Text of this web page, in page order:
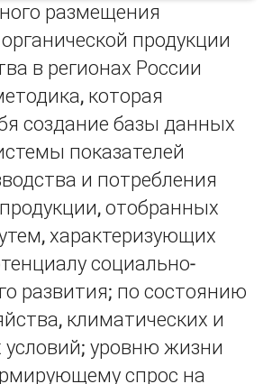
размещения
продукции
в регионах России
которая
создание базы данных
показателей
и потребления
отобранных
характеризующих
социально-
развития; по состоянию
климатических и
условий; уровню жизни
спрос на